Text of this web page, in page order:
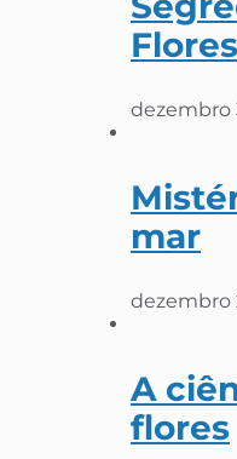
dezembro
mar
dezembro
A
flores